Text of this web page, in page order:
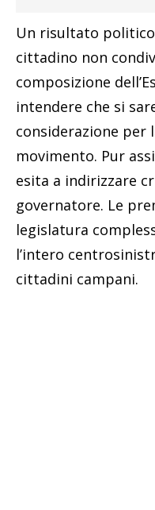
Un risultato
cittadino non
composizione
intendere che si
considerazione per
movimento. Pur
esita a indirizzare
governatore. Le
legislatura
l’intero
cittadini campani.